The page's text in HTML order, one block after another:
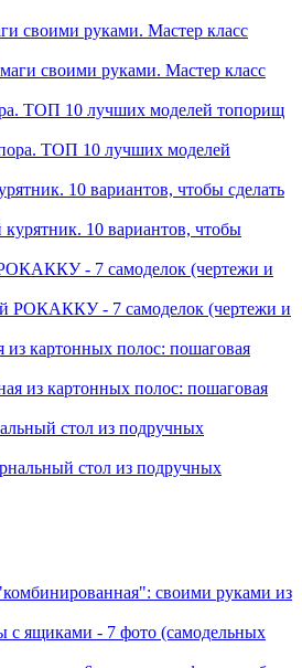
своими руками. Мастер класс
ТОП 10 лучших моделей топорищ
10 вариантов, чтобы сделать
- 7 самоделок (чертежи и
из картонных полос: пошаговая
стол из подручных
своими руками из
с ящиками - 7 фото (самодельных